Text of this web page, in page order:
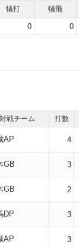
犠打 犠飛
0 0
対戦チーム 打数
AP 4
GB 3
GB 2
DP 3
AP 3